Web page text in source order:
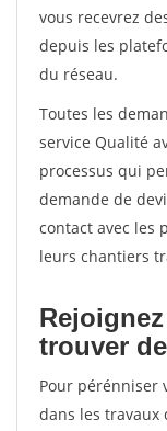
vous recevrez
depuis les
du réseau.
Toutes les
service Qualité
processus qui
demande de
contact avec les
leurs chantiers
trouver
Pour pérénniser
dans les travaux